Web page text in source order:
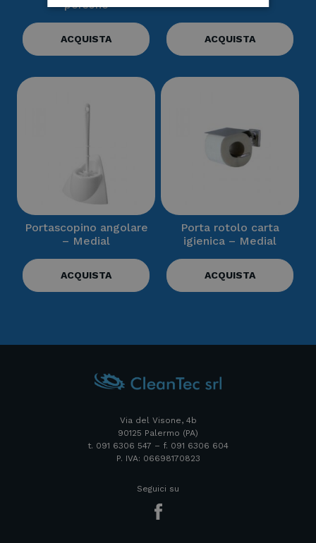
persone
ACQUISTA ACQUISTA
Portascopino angolare
– Medial
ACQUISTA
Porta rotolo carta
igienica – Medial
ACQUISTA
Via del Visone, 4b
90125 Palermo (PA)
t. 091 6306 547 – f. 091 6306 604
P. IVA: 06698170823
Seguici su